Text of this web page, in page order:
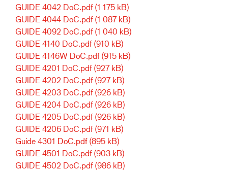
GUIDE 4042 DoC.pdf (1 175 kB)
GUIDE 4044 DoC.pdf (1 087 kB)
GUIDE 4092 DoC.pdf (1 040 kB)
GUIDE 4140 DoC.pdf (910 kB)
GUIDE 4146W DoC.pdf (915 kB)
GUIDE 4201 DoC.pdf (927 kB)
GUIDE 4202 DoC.pdf (927 kB)
GUIDE 4203 DoC.pdf (926 kB)
GUIDE 4204 DoC.pdf (926 kB)
GUIDE 4205 DoC.pdf (926 kB)
GUIDE 4206 DoC.pdf (971 kB)
Guide 4301 DoC.pdf (895 kB)
GUIDE 4501 DoC.pdf (903 kB)
GUIDE 4502 DoC.pdf (986 kB)